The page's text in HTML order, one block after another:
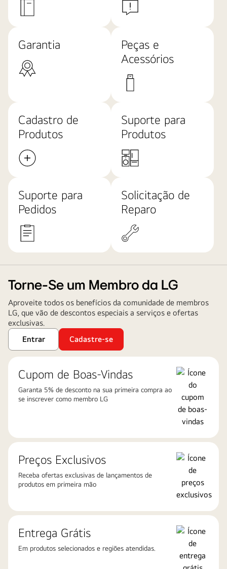
Garantia
Peças e
Acessórios
Cadastro de
Produtos
Suporte para
Produtos
Suporte para
Pedidos
Solicitação de
Reparo
Torne-Se um Membro da LG
Aproveite todos os benefícios da comunidade de membros
LG, que vão de descontos especiais a serviços e ofertas
exclusivas.
Entrar
Cadastre-se
Cupom de Boas-Vindas
Garanta 5% de desconto na sua primeira compra ao
se inscrever como membro LG
Preços Exclusivos
Receba ofertas exclusivas de lançamentos de
produtos em primeira mão
Entrega Grátis
Em produtos selecionados e regiões atendidas.